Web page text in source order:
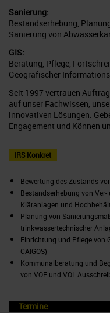
Sanierung:
Bestandserhebung,
Sanierung von
GIS:
Beratung, Pflege,
Geografischer
Seit 1997 vertrauen
auf unser Fachwissen,
innovativen Lösungen.
Engagement und Können
IRS Konkret
Bewertung des Zustands
Bestandserhebung von
Kläranlagen und
Planung von
trinkwassertechnischer
Einrichtung und Pflege von
CAIGOS)
Kommunalberatung und
von VOF und VOL
Termine